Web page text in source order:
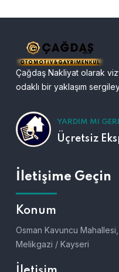
Çağdaş Nakliyat olarak
odaklı bir yaklaşım
YARDIM MI
Üçretsiz
İletişime Geçin
Konum
Osman Kavuncu
Melikgazi / Kayseri